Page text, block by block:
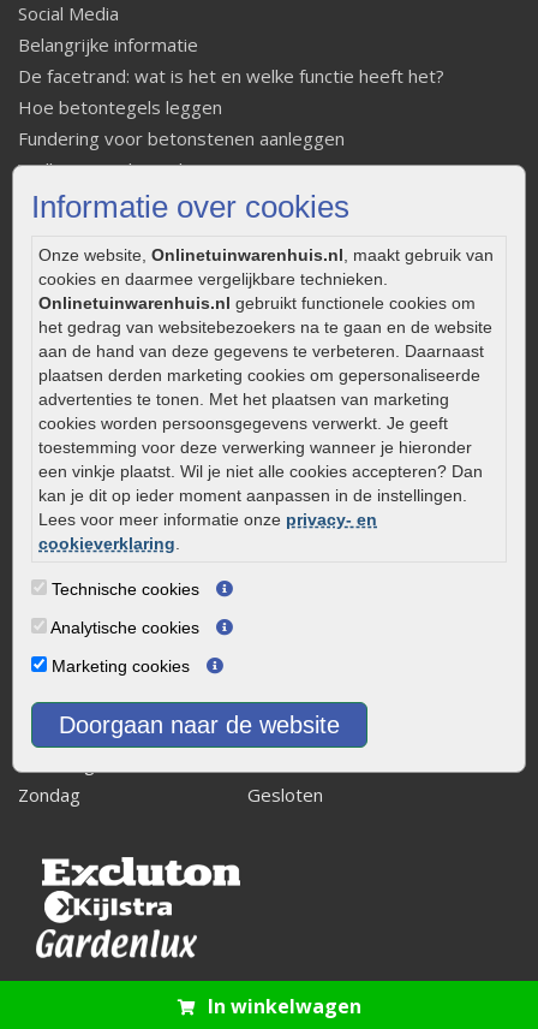
Informatie over cookies
Onze website, Onlinetuinwarenhuis.nl , maakt gebruik van
cookies en daarmee vergelijkbare technieken.
Onlinetuinwarenhuis.nl gebruikt functionele cookies om
het gedrag van websitebezoekers na te gaan en de website
aan de hand van deze gegevens te verbeteren. Daarnaast
plaatsen derden marketing cookies om gepersonaliseerde
advertenties te tonen. Met het plaatsen van marketing
cookies worden persoonsgegevens verwerkt. Je geeft
toestemming voor deze verwerking wanneer je hieronder
een vinkje plaatst. Wil je niet alle cookies accepteren? Dan
kan je dit op ieder moment aanpassen in de instellingen.
Lees voor meer informatie onze privacy- en
cookieverklaring
Technische cookies
Analytische cookies
Marketing cookies
Doorgaan naar de website
In winkelwagen
Social Media
Belangrijke informatie
De facetrand: wat is het en welke functie heeft het?
Hoe betontegels leggen
Fundering voor betonstenen aanleggen
Welke tuinstijl past bij mij
Strakke tuin inrichten
Onderhoud van gebakken bestrating
Aanlegtips voor gebakken bestrating
Zelf een terras aanleggen
Kleine stadstuin inrichten
0320 – 219170
Kaapstanderweg 41
8243 RB Lelystad
info@onlinetuinwarenhuis.nl
Routebeschrijving
Dinsdag
Woensdag
Donderdag
08:00 - 17:00
Vrijdag
08:00 - 17:00
Zondag
Gesloten